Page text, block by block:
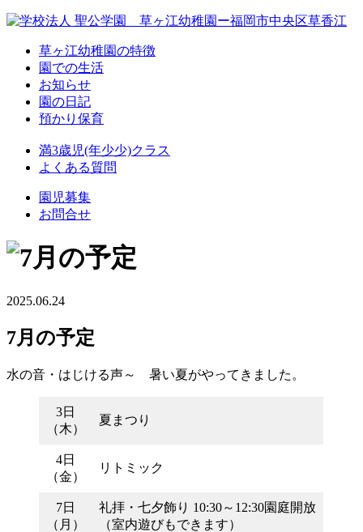
草ヶ江幼稚園の特徴
園での生活
お知らせ
園の日記
預かり保育
満3歳児(年少少)クラス
よくある質問
園児募集
お問合せ
2025.06.24
7月の予定
水の音・はじける声～ 暑い夏がやってきました。
3日
（木）
夏まつり
4日
（金）
リトミック
7日
（月）
礼拝・七夕飾り 10:30～12:30園庭開放
（室内遊びもできます）